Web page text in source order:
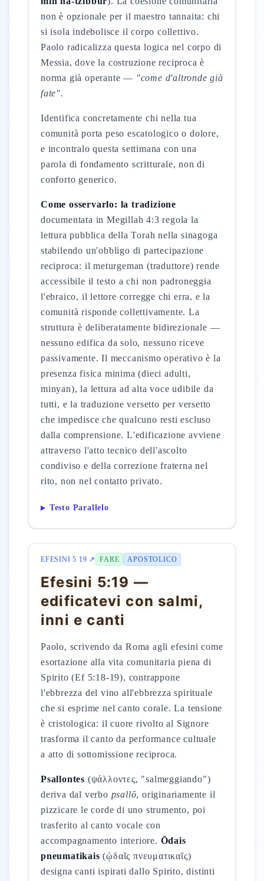
non è opzionale per il maestro tannaita: chi
si isola indebolisce il corpo collettivo.
Paolo radicalizza questa logica nel corpo di
Messia, dove la costruzione reciproca è
norma già operante — "come d'altronde già
fate".
Identifica concretamente chi nella tua
comunità porta peso escatologico o dolore,
e incontralo questa settimana con una
parola di fondamento scritturale, non di
conforto generico.
Come osservarlo: la tradizione
documentata in Megillah 4:3 regola la
lettura pubblica della Torah nella sinagoga
stabilendo un'obbligo di partecipazione
reciproca: il meturgeman (traduttore) rende
accessibile il testo a chi non padroneggia
l'ebraico, il lettore corregge chi erra, e la
comunità risponde collettivamente. La
struttura è deliberatamente bidirezionale —
nessuno edifica da solo, nessuno riceve
passivamente. Il meccanismo operativo è la
presenza fisica minima (dieci adulti,
minyan), la lettura ad alta voce udibile da
tutti, e la traduzione versetto per versetto
che impedisce che qualcuno resti escluso
dalla comprensione. L'edificazione avviene
attraverso l'atto tecnico dell'ascolto
condiviso e della correzione fraterna nel
rito, non nel contatto privato.
Testo Parallelo
EFESINI 5 19 ↗ FARE APOSTOLICO
Efesini 5:19 —
edificatevi con salmi,
inni e canti
Paolo, scrivendo da Roma agli efesini come
esortazione alla vita comunitaria piena di
Spirito (Ef 5:18-19), contrappone
l'ebbrezza del vino all'ebbrezza spirituale
che si esprime nel canto corale. La tensione
è cristologica: il cuore rivolto al Signore
trasforma il canto da performance cultuale
a atto di sottomissione reciproca.
Psallontes (ψάλλοντες, "salmeggiando")
deriva dal verbo psallō, originariamente il
pizzicare le corde di uno strumento, poi
trasferito al canto vocale con
accompagnamento interiore. Ōdais
pneumatikais (ᾠδαῖς πνευματικαῖς)
designa canti ispirati dallo Spirito, distinti